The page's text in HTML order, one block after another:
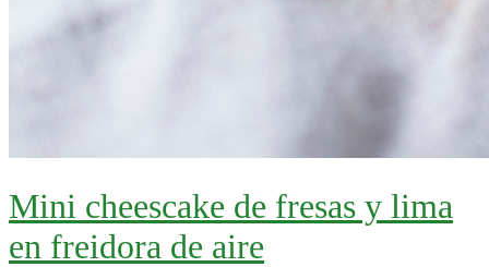
Mini cheescake de fresas y lima
en freidora de aire